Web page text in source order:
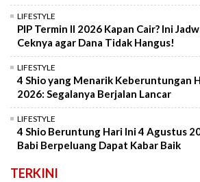
LIFESTYLE
PIP Termin II 2026 Kapan Cair? Ini
Ceknya agar Dana Tidak Hangus!
LIFESTYLE
4 Shio yang Menarik Keberuntungan
2026: Segalanya Berjalan Lancar
LIFESTYLE
4 Shio Beruntung Hari Ini 4 Agustus
Babi Berpeluang Dapat Kabar Baik
TERKINI